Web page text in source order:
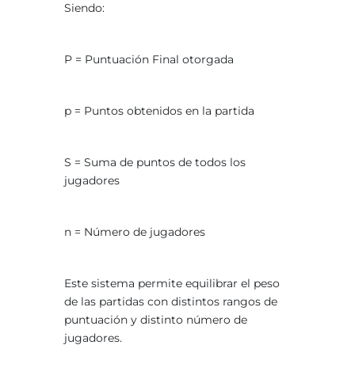
Siendo:
P = Puntuación Final otorgada
p = Puntos obtenidos en la partida
S = Suma de puntos de todos los
jugadores
n = Número de jugadores
Este sistema permite equilibrar el peso
de las partidas con distintos rangos de
puntuación y distinto número de
jugadores.